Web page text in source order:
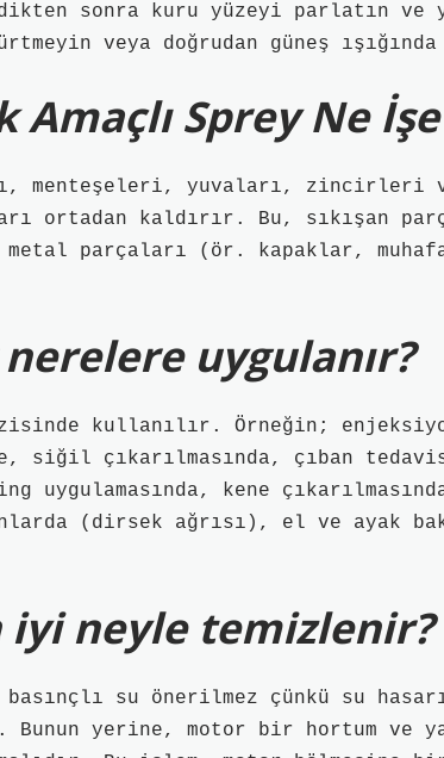
sonra kuru yüzeyi parlatın ve
veya doğrudan güneş ışığında
Sprey Ne
menteşeleri, yuvaları,
ortadan kaldırır. Bu, sıkışan
parçaları (ör. kapaklar,
uygulanır?
kullanılır. Örneğin;
siğil çıkarılmasında, çıban
uygulamasında, kene
(dirsek ağrısı), el ve ayak
neyle temizlenir?
su önerilmez çünkü su
yerine, motor bir hortum ve